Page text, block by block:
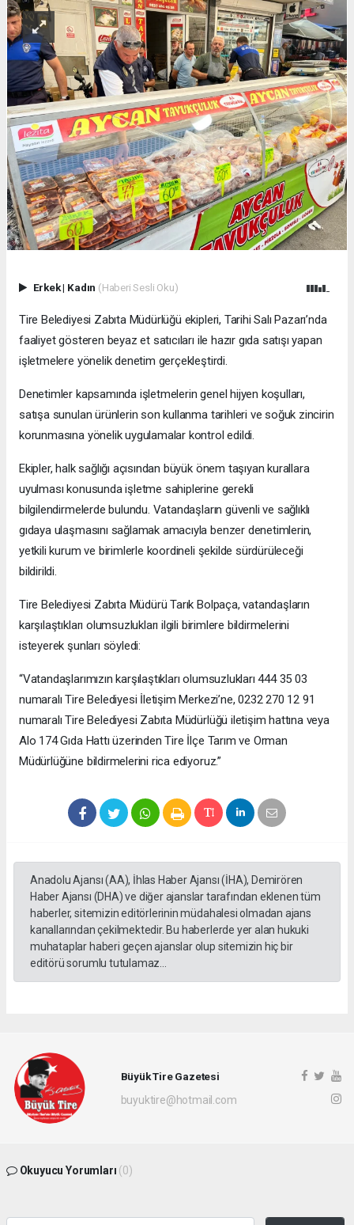
Erkek| Kadın (Haberi Sesli Oku)
Tire Belediyesi Zabıta Müdürlüğü ekipleri, Tarihi Salı Pazarı’nda
faaliyet gösteren beyaz et satıcıları ile hazır gıda satışı yapan
işletmelere yönelik denetim gerçekleştirdi.
Denetimler kapsamında işletmelerin genel hijyen koşulları,
satışa sunulan ürünlerin son kullanma tarihleri ve soğuk zincirin
korunmasına yönelik uygulamalar kontrol edildi.
Ekipler, halk sağlığı açısından büyük önem taşıyan kurallara
uyulması konusunda işletme sahiplerine gerekli
bilgilendirmelerde bulundu. Vatandaşların güvenli ve sağlıklı
gıdaya ulaşmasını sağlamak amacıyla benzer denetimlerin,
yetkili kurum ve birimlerle koordineli şekilde sürdürüleceği
bildirildi.
Tire Belediyesi Zabıta Müdürü Tarık Bolpaça, vatandaşların
karşılaştıkları olumsuzlukları ilgili birimlere bildirmelerini
isteyerek şunları söyledi:
“Vatandaşlarımızın karşılaştıkları olumsuzlukları 444 35 03
numaralı Tire Belediyesi İletişim Merkezi’ne, 0232 270 12 91
numaralı Tire Belediyesi Zabıta Müdürlüğü iletişim hattına veya
Alo 174 Gıda Hattı üzerinden Tire İlçe Tarım ve Orman
Müdürlüğüne bildirmelerini rica ediyoruz.”
Anadolu Ajansı (AA), İhlas Haber Ajansı (İHA), Demirören
Haber Ajansı (DHA) ve diğer ajanslar tarafından eklenen tüm
haberler, sitemizin editörlerinin müdahalesi olmadan ajans
kanallarından çekilmektedir. Bu haberlerde yer alan hukuki
muhataplar haberi geçen ajanslar olup sitemizin hiç bir
editörü sorumlu tutulamaz...
Büyük Tire Gazetesi
buyuktire@hotmail.com
Okuyucu Yorumları (0)